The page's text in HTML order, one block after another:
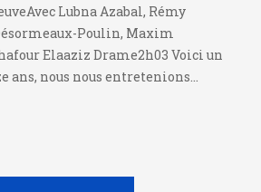
Lubna Azabal, Rémy
Poulin, Maxim
Elaaziz Drame2h03 Voici un
ans, nous nous entretenions…